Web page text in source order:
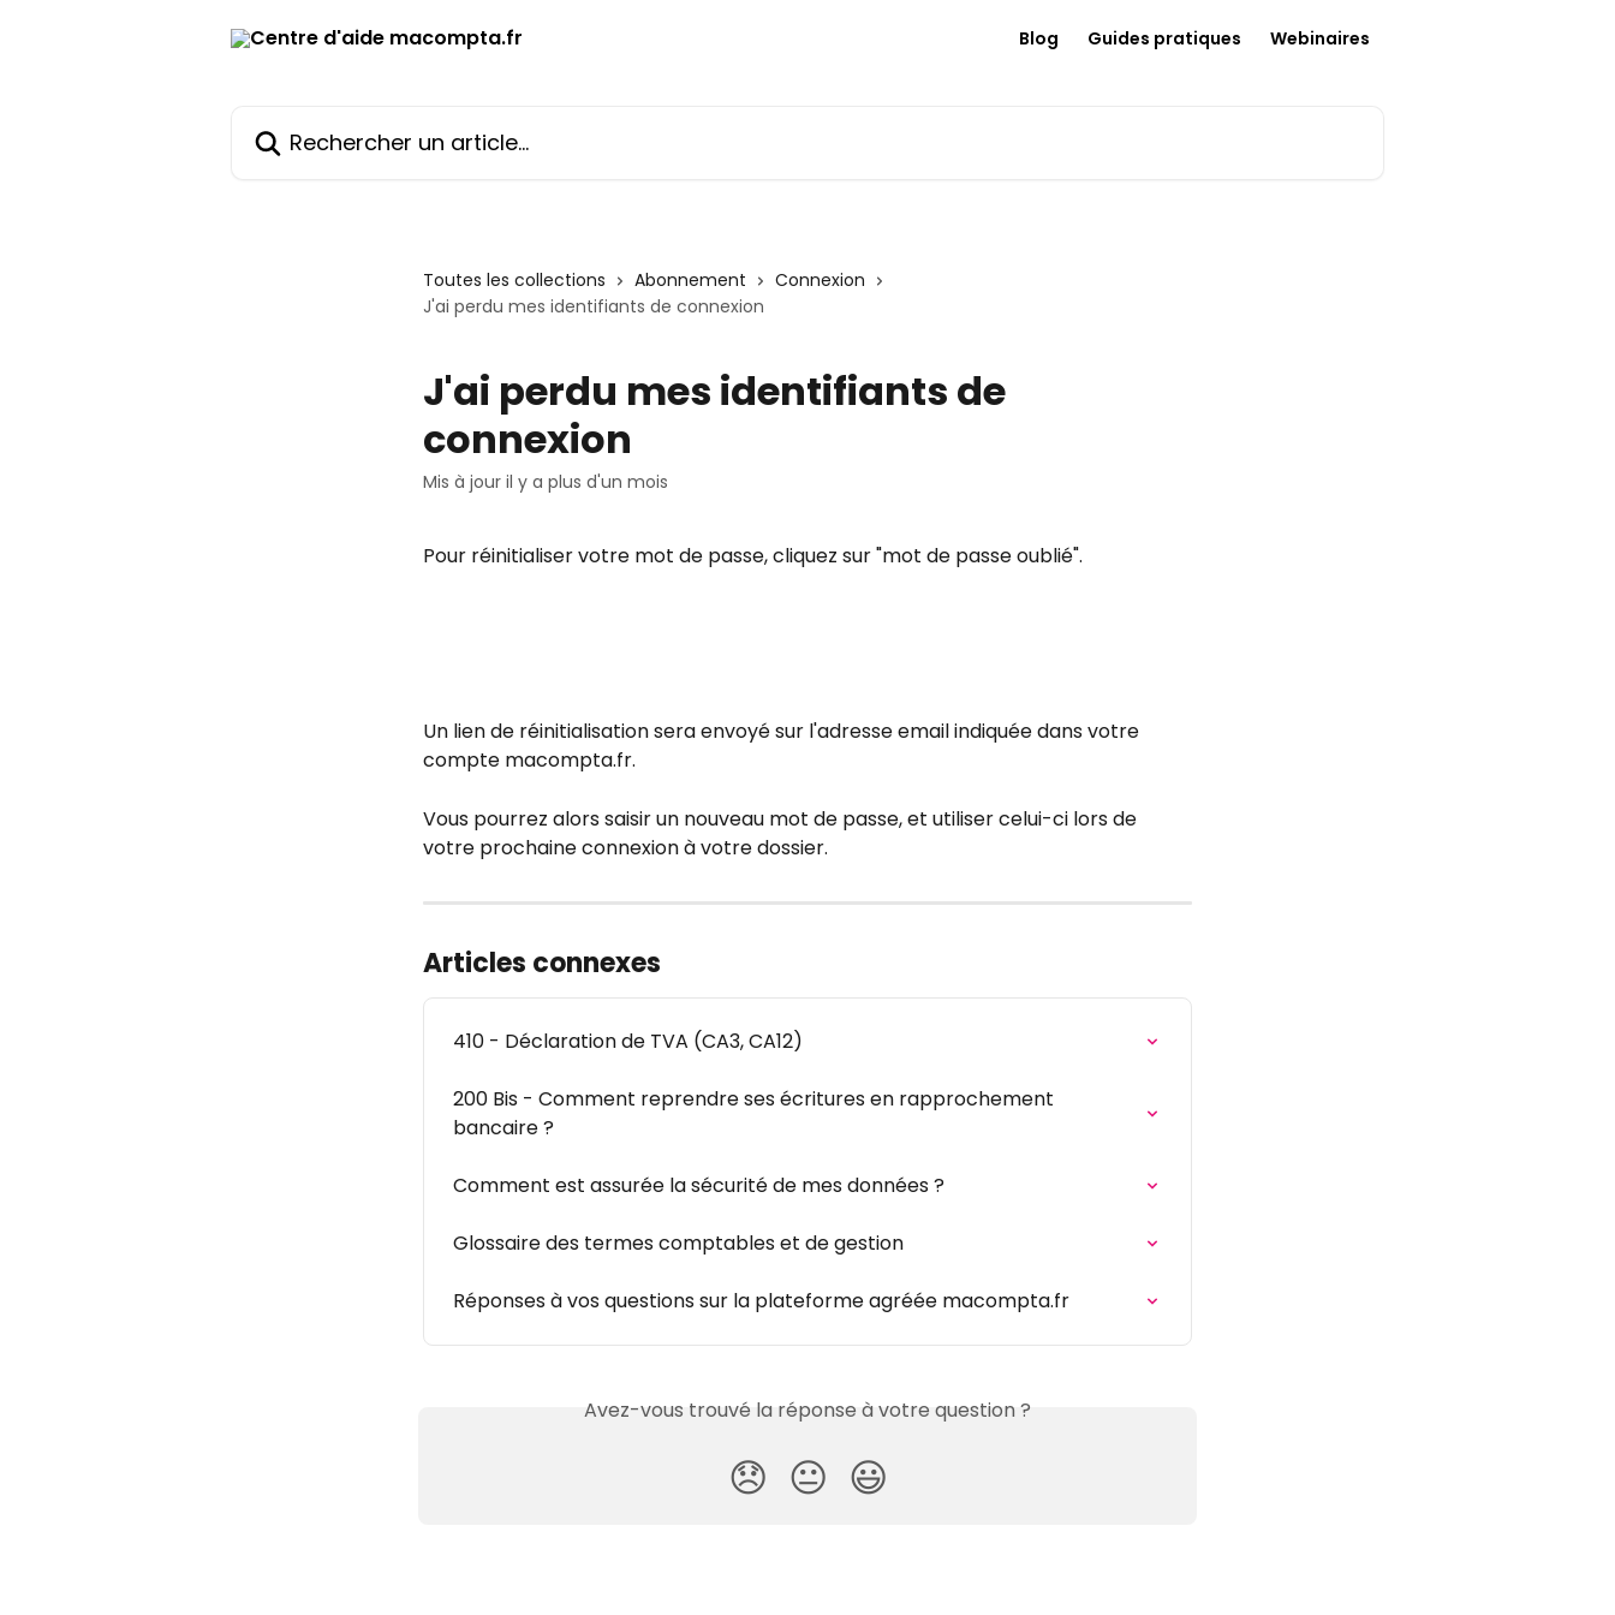
Blog Guides pratiques Webinaires
Toutes les collections Abonnement
Connexion
J'ai perdu mes identifiants de connexion
J'ai perdu mes identifiants de
connexion
Mis à jour il y a plus d'un mois
Pour réinitialiser votre mot de passe, cliquez sur "mot de passe oublié".
Un lien de réinitialisation sera envoyé sur l'adresse email indiquée dans votre
compte macompta.fr.
Vous pourrez alors saisir un nouveau mot de passe, et utiliser celui-ci lors de
votre prochaine connexion à votre dossier.
Articles connexes
410 - Déclaration de TVA (CA3, CA12)
200 Bis - Comment reprendre ses écritures en rapprochement
bancaire ?
Comment est assurée la sécurité de mes données ?
Glossaire des termes comptables et de gestion
Réponses à vos questions sur la plateforme agréée macompta.fr
Avez-vous trouvé la réponse à votre question ?
😞 😐 😃